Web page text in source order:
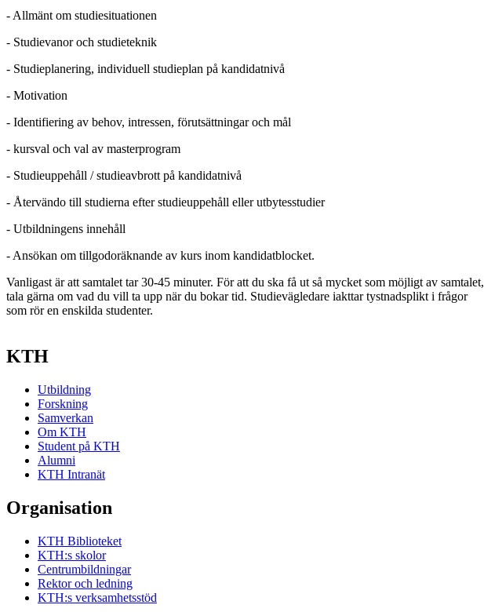
- Allmänt om studiesituationen
- Studievanor och studieteknik
- Studieplanering, individuell studieplan på kandidatnivå
- Motivation
- Identifiering av behov, intressen, förutsättningar och mål
- kursval och val av masterprogram
- Studieuppehåll / studieavbrott på kandidatnivå
- Återvändo till studierna efter studieuppehåll eller utbytesstudier
- Utbildningens innehåll
- Ansökan om tillgodoräknande av kurs inom kandidatblocket.
Vanligast är att samtalet tar 30-45 minuter. För att du ska få ut så mycket som möjligt av samtalet,
tala gärna om vad du vill ta upp när du bokar tid. Studievägledare iakttar tystnadsplikt i frågor
som rör en enskilda studenter.
KTH
Utbildning
Forskning
Samverkan
Om KTH
Student på KTH
Alumni
KTH Intranät
Organisation
KTH Biblioteket
KTH:s skolor
Centrumbildningar
Rektor och ledning
KTH:s verksamhetsstöd